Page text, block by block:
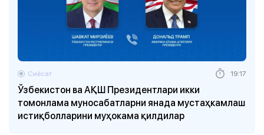
Ўзбекистон ва АҚШ Президентлари икки
томонлама муносабатларни янада мустаҳкамлаш
истиқболларини муҳокама қилдилар
Сиёсат 19:17